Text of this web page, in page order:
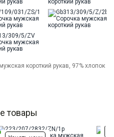
короткий рукав, 97% хлопок
товары